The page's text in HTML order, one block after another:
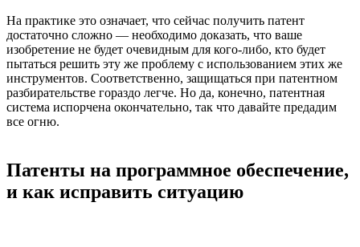
На практике это означает, что сейчас получить патент
достаточно сложно — необходимо доказать, что ваше
изобретение не будет очевидным для кого-либо, кто будет
пытаться решить эту же проблему с использованием этих же
инструментов. Соответственно, защищаться при патентном
разбирательстве гораздо легче. Но да, конечно, патентная
система испорчена окончательно, так что давайте предадим
все огню.
Патенты на программное обеспечение,
и как исправить ситуацию